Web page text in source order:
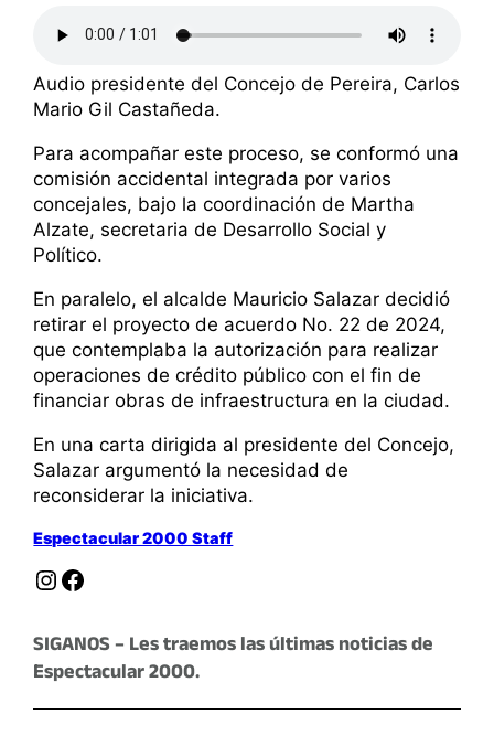
Audio presidente del Concejo de Pereira, Carlos
Mario Gil Castañeda.
Para acompañar este proceso, se conformó una
comisión accidental integrada por varios
concejales, bajo la coordinación de Martha
Alzate, secretaria de Desarrollo Social y
Político.
En paralelo, el alcalde Mauricio Salazar decidió
retirar el proyecto de acuerdo No. 22 de 2024,
que contemplaba la autorización para realizar
operaciones de crédito público con el fin de
financiar obras de infraestructura en la ciudad.
En una carta dirigida al presidente del Concejo,
Salazar argumentó la necesidad de
reconsiderar la iniciativa.
Espectacular 2000 Staff
Instagram Facebook
SIGANOS – Les traemos las últimas noticias de
Espectacular 2000.